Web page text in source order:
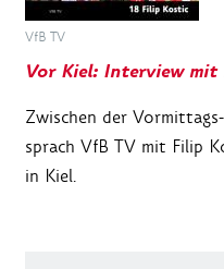
VfB TV
Vor Kiel: Interview mit
Zwischen der
sprach VfB TV mit Filip
in Kiel.